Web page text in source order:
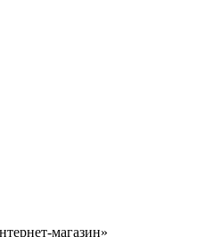
магазин»